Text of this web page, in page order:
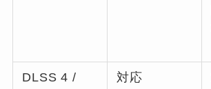
DLSS 4 /
対応